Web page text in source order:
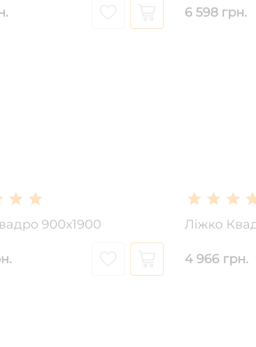
6 598 грн.
900х1900 Ліжко
4 966 грн.